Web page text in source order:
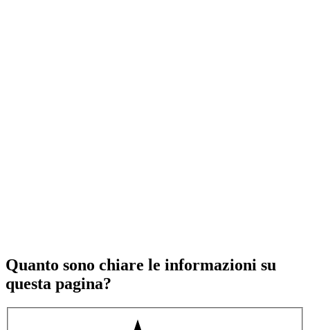
Quanto sono chiare le informazioni su
questa pagina?